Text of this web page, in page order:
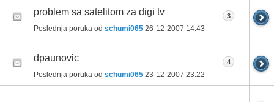
problem sa satelitom za digi tv
Poslednja poruka od schumi065 26-12-2007 14:43
3
dpaunovic
Poslednja poruka od schumi065 23-12-2007 23:22
4